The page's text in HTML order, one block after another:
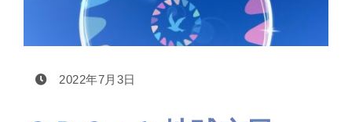
2022年7月3日